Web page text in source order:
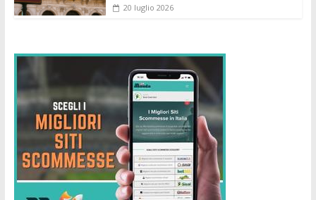
20 luglio 2026